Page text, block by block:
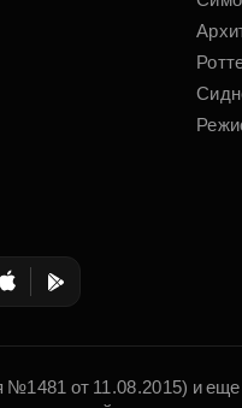
№1481 от 11.08.2015) и